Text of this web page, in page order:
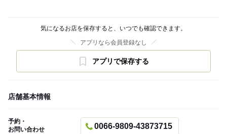
気になるお店を保存すると、いつでも確認できます。
アプリなら会員登録なし
アプリで保存する
店舗基本情報
予約・
お問い合わせ
0066-9809-43873715